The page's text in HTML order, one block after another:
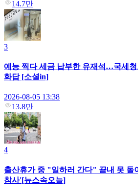
14.7만
3
예능 찍다 세금 납부한 유재석…국세
화답 [소셜in]
2026-08-05 13:38
13.8만
4
출산휴가 중 "일하러 간다" 끝내 못 돌
참사'[뉴스속오늘]